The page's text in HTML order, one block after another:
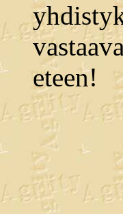
eteen!